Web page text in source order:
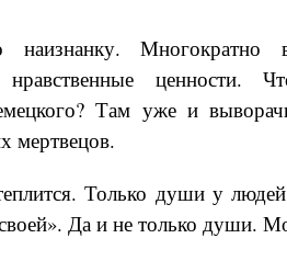
наизнанку. Многократно
нравственные ценности.
Там уже и
мертвецов.
Только души у
Да и не только души.